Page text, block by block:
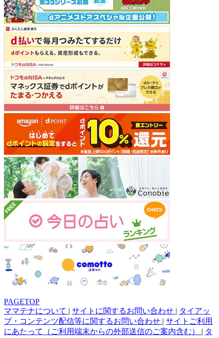
PAGETOP
ママテナについて | サイトに関するお問い合わせ | タイアッ
プ・コンテンツ配信等に関するお問い合わせ | サイトご利用
にあたって（ご利用端末からの外部送信のご案内含む） | タ